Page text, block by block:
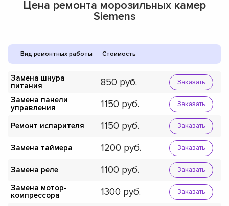
Цена ремонта морозильных камер
Siemens
Вид ремонтных работы Стоимость
Замена шнура
питания
850 Заказать
Замена панели
управления
1150 Заказать
Ремонт испарителя 1150 Заказать
Замена таймера 1200 Заказать
Замена реле 1100 Заказать
Замена мотор-
компрессора
1300 Заказать